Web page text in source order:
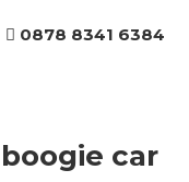
0878 8341 6384
car